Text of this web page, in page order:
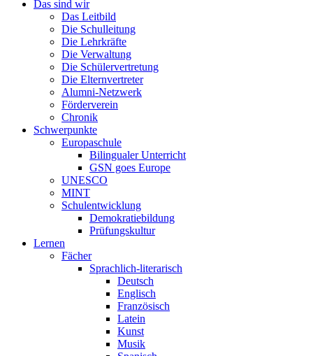
Das sind wir
Das Leitbild
Die Schulleitung
Die Lehrkräfte
Die Verwaltung
Die Schülervertretung
Die Elternvertreter
Alumni-Netzwerk
Förderverein
Chronik
Schwerpunkte
Europaschule
Bilingualer Unterricht
GSN goes Europe
UNESCO
MINT
Schulentwicklung
Demokratiebildung
Prüfungskultur
Lernen
Fächer
Sprachlich-literarisch
Deutsch
Englisch
Französisch
Latein
Kunst
Musik